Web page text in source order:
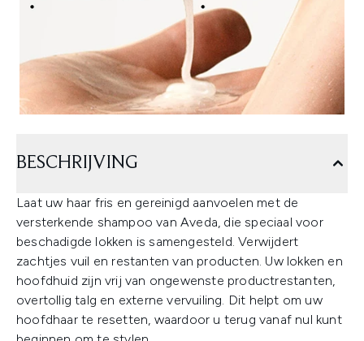
BESCHRIJVING
Laat uw haar fris en gereinigd aanvoelen met de
versterkende shampoo van Aveda, die speciaal voor
beschadigde lokken is samengesteld. Verwijdert
zachtjes vuil en restanten van producten. Uw lokken en
hoofdhuid zijn vrij van ongewenste productrestanten,
overtollig talg en externe vervuiling. Dit helpt om uw
hoofdhaar te resetten, waardoor u terug vanaf nul kunt